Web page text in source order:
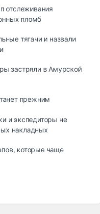
отслеживания
пломб
тягачи и назвали
застряли в Амурской
прежним
и экспедиторы не
накладных
которые чаще